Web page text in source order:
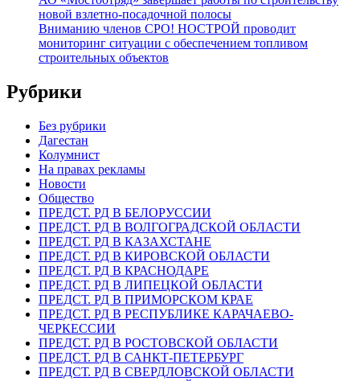
новой взлетно-посадочной полосы
Вниманию членов СРО! НОСТРОЙ проводит
мониторинг ситуации с обеспечением топливом
строительных объектов
Рубрики
Без рубрики
Дагестан
Колумнист
На правах рекламы
Новости
Общество
ПРЕДСТ. РД В БЕЛОРУССИИ
ПРЕДСТ. РД В ВОЛГОГРАДСКОЙ ОБЛАСТИ
ПРЕДСТ. РД В КАЗАХСТАНЕ
ПРЕДСТ. РД В КИРОВСКОЙ ОБЛАСТИ
ПРЕДСТ. РД В КРАСНОДАРЕ
ПРЕДСТ. РД В ЛИПЕЦКОЙ ОБЛАСТИ
ПРЕДСТ. РД В ПРИМОРСКОМ КРАЕ
ПРЕДСТ. РД В РЕСПУБЛИКЕ КАРАЧАЕВО-
ЧЕРКЕССИИ
ПРЕДСТ. РД В РОСТОВСКОЙ ОБЛАСТИ
ПРЕДСТ. РД В САНКТ-ПЕТЕРБУРГ
ПРЕДСТ. РД В СВЕРДЛОВСКОЙ ОБЛАСТИ